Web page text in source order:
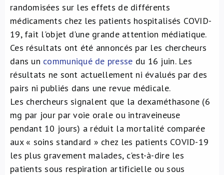
randomisées sur les effets de différents
médicaments chez les patients hospitalisés COVID-
19, fait l'objet d'une grande attention médiatique.
Ces résultats ont été annoncés par les chercheurs
dans un communiqué de presse du 16 juin. Les
résultats ne sont actuellement ni évalués par des
pairs ni publiés dans une revue médicale.
Les chercheurs signalent que la dexaméthasone (6
mg par jour par voie orale ou intraveineuse
pendant 10 jours) a réduit la mortalité comparée
aux « soins standard » chez les patients COVID-19
les plus gravement malades, c'est-à-dire les
patients sous respiration artificielle ou sous